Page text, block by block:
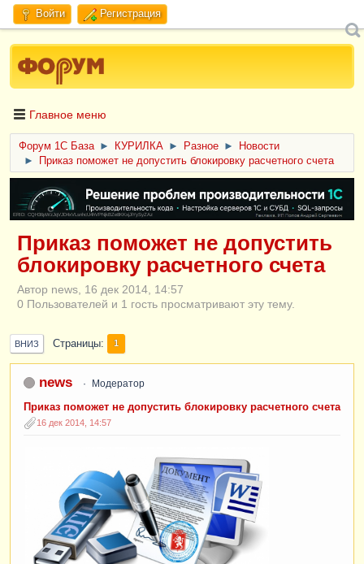
Войти Регистрация
Главное меню
Форум 1C База ► КУРИЛКА ► Разное ►
Новости
►
Приказ поможет не допустить блокировку расчетного счета
ERID: CQH36pWzJqVJD4xVLsnhcU4hVPNjkBZe8KKxjJiYySyZAz
Приказ поможет не допустить
блокировку расчетного счета
Автор news, 16 дек 2014, 14:57
0 Пользователей и 1 гость просматривают эту тему.
ВНИЗ Страницы 1
news Модератор
Приказ поможет не допустить блокировку расчетного счета
16 дек 2014, 14:57